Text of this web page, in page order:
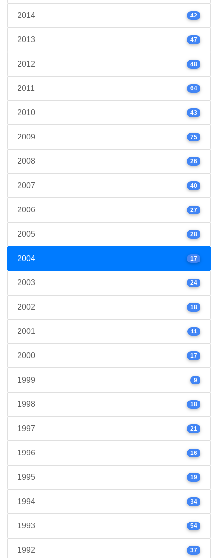
2014 42
2013 47
2012 48
2011 64
2010 43
2009 75
2008 26
2007 40
2006 27
2005 28
2004 17
2003 24
2002 18
2001 11
2000 17
1999 9
1998 18
1997 21
1996 16
1995 19
1994 34
1993 54
1992 37